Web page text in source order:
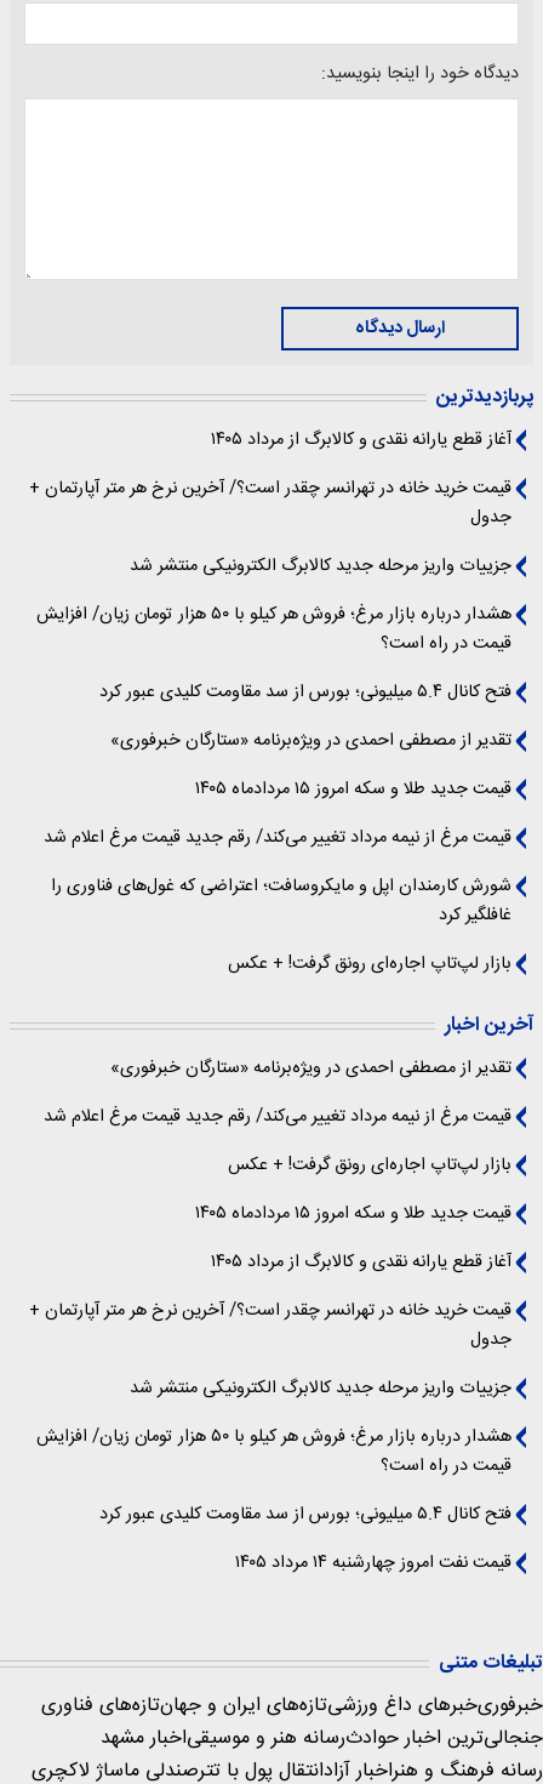
دیدگاه خود را اینجا بنویسید:
ارسال دیدگاه
پربازدیدترین
آغاز قطع یارانه نقدی و کالابرگ از مرداد ۱۴۰۵
قیمت خرید خانه در تهرانسر چقدر است؟/ آخرین نرخ هر متر آپارتمان +
جدول
جزییات واریز مرحله جدید کالابرگ الکترونیکی منتشر شد
هشدار درباره بازار مرغ؛ فروش هر کیلو با ۵۰ هزار تومان زیان/ افزایش
قیمت در راه است؟
فتح کانال ۵.۴ میلیونی؛ بورس از سد مقاومت کلیدی عبور کرد
تقدیر از مصطفی احمدی در ویژه‌برنامه «ستارگان خبرفوری»
قیمت جدید طلا و سکه امروز ۱۵ مردادماه ۱۴۰۵
قیمت مرغ از نیمه مرداد تغییر می‌کند/ رقم جدید قیمت مرغ اعلام شد
شورش کارمندان اپل و مایکروسافت؛ اعتراضی که غول‌های فناوری را
غافلگیر کرد
بازار لپ‌تاپ اجاره‌ای رونق گرفت! + عکس
آخرین اخبار
تقدیر از مصطفی احمدی در ویژه‌برنامه «ستارگان خبرفوری»
قیمت مرغ از نیمه مرداد تغییر می‌کند/ رقم جدید قیمت مرغ اعلام شد
بازار لپ‌تاپ اجاره‌ای رونق گرفت! + عکس
قیمت جدید طلا و سکه امروز ۱۵ مردادماه ۱۴۰۵
آغاز قطع یارانه نقدی و کالابرگ از مرداد ۱۴۰۵
قیمت خرید خانه در تهرانسر چقدر است؟/ آخرین نرخ هر متر آپارتمان +
جدول
جزییات واریز مرحله جدید کالابرگ الکترونیکی منتشر شد
هشدار درباره بازار مرغ؛ فروش هر کیلو با ۵۰ هزار تومان زیان/ افزایش
قیمت در راه است؟
فتح کانال ۵.۴ میلیونی؛ بورس از سد مقاومت کلیدی عبور کرد
قیمت نفت امروز چهارشنبه ۱۴ مرداد ۱۴۰۵
تبلیغات متنی
خبرفوریخبرهای داغ ورزشیتازه‌های ایران و جهانتازه‌های فناوری
جنجالی‌ترین اخبار حوادثرسانه هنر و موسیقیاخبار مشهد
رسانه فرهنگ و هنراخبار آزادانتقال پول با تترصندلی ماساژ لاکچری